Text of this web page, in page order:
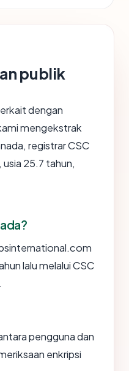
publik
dengan
mengekstrak
registrar CSC
25.7 tahun,
lalu melalui CSC
pengguna dan
enkripsi